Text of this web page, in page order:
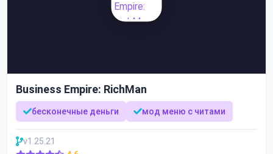
Business Empire: RichMan
бесконечные деньги мод меню с читами
v1.25.21